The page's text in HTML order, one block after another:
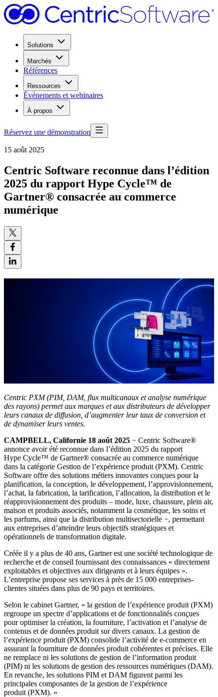
Solutions
Marchés
Références
Ressources
Événements et webinaires
À propos
Réservez une démonstration
15 août 2025
Centric Software reconnue dans l’édition
2025 du rapport Hype Cycle™ de
Gartner® consacrée au commerce
numérique
Centric PXM(PIM, DAM, flux multicanaux et analyse numérique
des rayons) permet aux marques et aux distributeurs de développer
leurs canaux de diffusion, d’augmenter leur taux de conversion et
de dynamiser leurs ventes.
CAMPBELL, Californie 18 août 2025 − Centric Software®
annonce avoir été reconnue dans l’édition 2025 du rapport
Hype Cycle™ de Gartner® consacrée au commerce numérique
dans la catégorie Gestion de l’expérience produit (PXM). Centric
Software offre des solutions métiers innovantes conçues pour la
planification, la conception, le développement, l’approvisionnement,
l’achat, la fabrication, la tarification, l’allocation, la distribution et le
réapprovisionnement des produits – mode, luxe, chaussure, plein air,
maison et produits associés, notamment la cosmétique, les soins et
les parfums, ainsi que la distribution multisectorielle −, permettant
aux entreprises d’atteindre leurs objectifs stratégiques et
opérationnels de transformation digitale.
Créée il y a plus de 40 ans, Gartner est une société technologique de
recherche et de conseil fournissant des connaissances « directement
exploitables et objectives aux dirigeants et à leurs équipes ».
L’entreprise propose ses services à près de 15 000 entreprises-
clientes situées dans plus de 90 pays et territoires.
Selon le cabinet Gartner, « la gestion de l’expérience produit (PXM)
regroupe un spectre d’applications et de fonctionnalités conçues
pour optimiser la création, la fourniture, l’activation et l’analyse de
contenus et de données produit sur divers canaux. La gestion de
l’expérience produit (PXM) consolide l’activité de e-commerce en
assurant la fourniture de données produit cohérentes et précises. Elle
ne remplace ni les solutions de gestion de l’information produit
(PIM) ni les solutions de gestion des ressources numériques (DAM).
En revanche, les solutions PIM et DAM figurent parmi les
principales composantes de la gestion de l’expérience
produit (PXM). »